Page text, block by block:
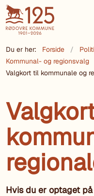
Du er her: Forside
Kommunal- og regionsvalg
Valgkort til kommunale og
Hvis du er optaget